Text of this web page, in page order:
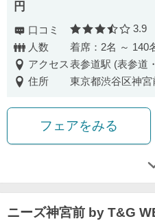
円
口コミ 口コ
3.9
人数
着席：2名 ～ 140
アクセス表参道駅 (表参道
住所
東京都渋谷区神宮
フェアをみる
ニーズ神宮前 by T&G